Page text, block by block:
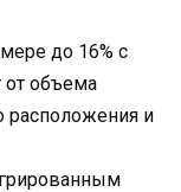
до 16% с
от объема
расположения и